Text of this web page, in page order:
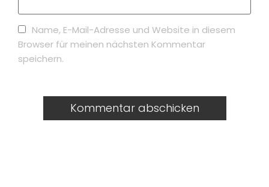
Name, E-Mail-Adresse und Website in diesem
Browser für meinen nächsten Kommentar
speichern.